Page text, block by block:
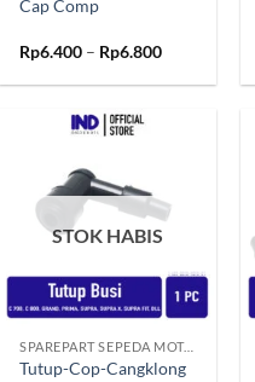
Cap Comp
Rp6.400 – Rp6.800Rentang
Rp6.400
ke Wishlist
+
STOK HABIS
SPAREPART SEPEDA MOTOR
Tutup-Cop-Cangklong